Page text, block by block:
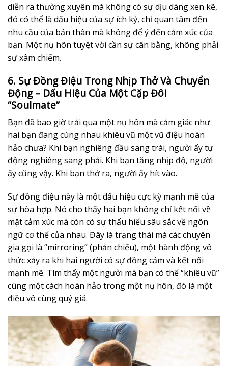
diễn ra thường xuyên mà không có sự dịu dàng xen kẽ,
đó có thể là dấu hiệu của sự ích kỷ, chỉ quan tâm đến
nhu cầu của bản thân mà không để ý đến cảm xúc của
bạn. Một nụ hôn tuyệt vời cần sự cân bằng, không phải
sự xâm chiếm.
6. Sự Đồng Điệu Trong Nhịp Thở Và Chuyển
Động – Dấu Hiệu Của Một Cặp Đôi
“Soulmate”
Bạn đã bao giờ trải qua một nụ hôn mà cảm giác như
hai bạn đang cùng nhau khiêu vũ một vũ điệu hoàn
hảo chưa? Khi bạn nghiêng đầu sang trái, người ấy tự
động nghiêng sang phải. Khi bạn tăng nhịp độ, người
ấy cũng vậy. Khi bạn thở ra, người ấy hít vào.
Sự đồng điệu này là một dấu hiệu cực kỳ mạnh mẽ của
sự hòa hợp. Nó cho thấy hai bạn không chỉ kết nối về
mặt cảm xúc mà còn có sự thấu hiểu sâu sắc về ngôn
ngữ cơ thể của nhau. Đây là trạng thái mà các chuyên
gia gọi là “mirroring” (phản chiếu), một hành động vô
thức xảy ra khi hai người có sự đồng cảm và kết nối
mạnh mẽ. Tìm thấy một người mà bạn có thể “khiêu vũ”
cùng một cách hoàn hảo trong một nụ hôn, đó là một
điều vô cùng quý giá.